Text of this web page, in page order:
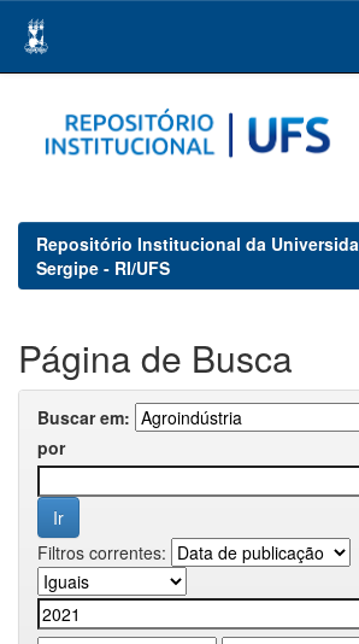
navigation
Repositório Institucional da
Sergipe - RI/UFS
Página de Busca
Buscar em:
por
Filtros correntes: